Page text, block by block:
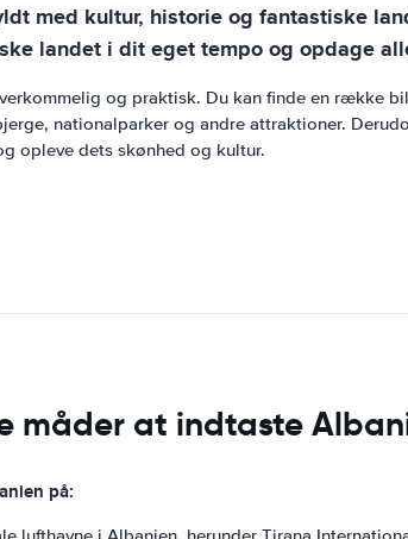
med kultur, historie og fantastiske
landet i dit eget tempo og opdage
og praktisk. Du kan finde en række
nationalparker og andre attraktioner.
opleve dets skønhed og kultur.
måder at indtaste
på: